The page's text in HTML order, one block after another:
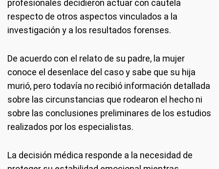
profesionales decidieron actuar con cautela
respecto de otros aspectos vinculados a la
investigación y a los resultados forenses.
De acuerdo con el relato de su padre, la mujer
conoce el desenlace del caso y sabe que su hija
murió, pero todavía no recibió información detallada
sobre las circunstancias que rodearon el hecho ni
sobre las conclusiones preliminares de los estudios
realizados por los especialistas.
La decisión médica responde a la necesidad de